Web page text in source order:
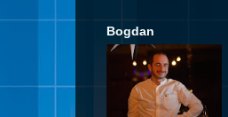
Bogdan